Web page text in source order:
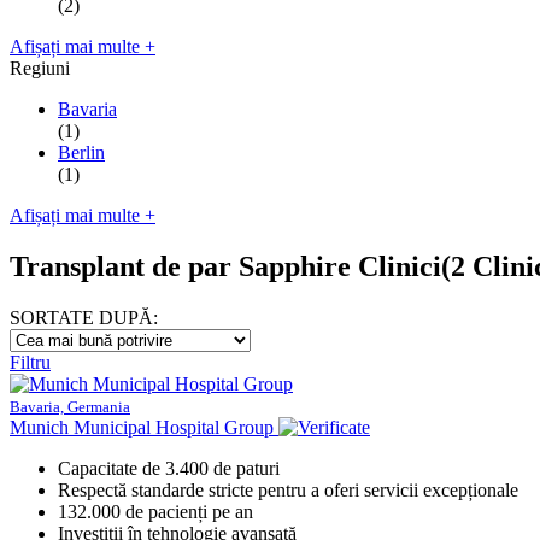
(2)
Afișați mai multe +
Regiuni
Bavaria
(1)
Berlin
(1)
Afișați mai multe +
Transplant de par Sapphire Clinici(2
SORTATE DUPĂ:
Filtru
Bavaria, Germania
Munich Municipal Hospital Group
Capacitate de 3.400 de paturi
Respectă standarde stricte pentru a oferi servicii excepționale
132.000 de pacienți pe an
Investiții în tehnologie avansată